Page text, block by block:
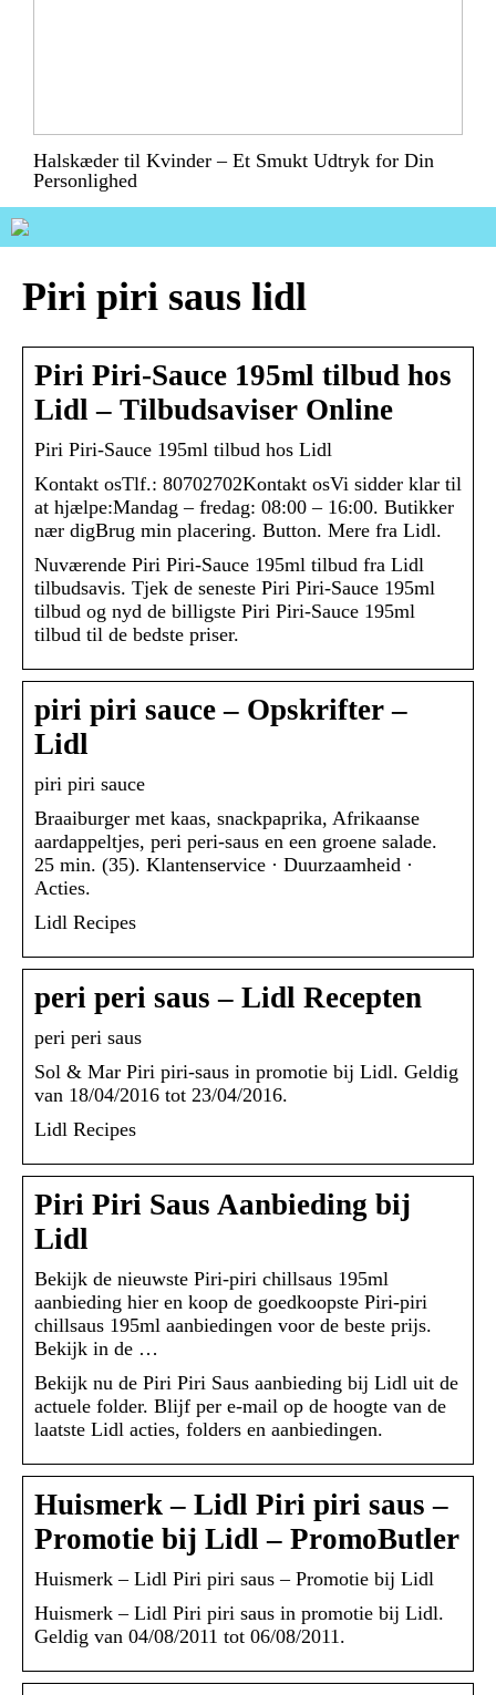
Halskæder til Kvinder – Et Smukt Udtryk for Din
Personlighed
Piri piri saus lidl
Piri Piri-Sauce 195ml tilbud hos
Lidl – Tilbudsaviser Online
Piri Piri-Sauce 195ml tilbud hos Lidl
Kontakt osTlf.: 80702702Kontakt osVi sidder klar til
at hjælpe:Mandag – fredag: 08:00 – 16:00. Butikker
nær digBrug min placering. Button. Mere fra Lidl.
Nuværende Piri Piri-Sauce 195ml tilbud fra Lidl
tilbudsavis. Tjek de seneste Piri Piri-Sauce 195ml
tilbud og nyd de billigste Piri Piri-Sauce 195ml
tilbud til de bedste priser.
piri piri sauce – Opskrifter –
Lidl
piri piri sauce
Braaiburger met kaas, snackpaprika, Afrikaanse
aardappeltjes, peri peri-saus en een groene salade.
25 min. (35). Klantenservice · Duurzaamheid ·
Acties.
Lidl Recipes
peri peri saus – Lidl Recepten
peri peri saus
Sol & Mar Piri piri-saus in promotie bij Lidl. Geldig
van 18/04/2016 tot 23/04/2016.
Lidl Recipes
Piri Piri Saus Aanbieding bij
Lidl
Bekijk de nieuwste Piri-piri chillsaus 195ml
aanbieding hier en koop de goedkoopste Piri-piri
chillsaus 195ml aanbiedingen voor de beste prijs.
Bekijk in de …
Bekijk nu de Piri Piri Saus aanbieding bij Lidl uit de
actuele folder. Blijf per e-mail op de hoogte van de
laatste Lidl acties, folders en aanbiedingen.
Huismerk – Lidl Piri piri saus –
Promotie bij Lidl – PromoButler
Huismerk – Lidl Piri piri saus – Promotie bij Lidl
Huismerk – Lidl Piri piri saus in promotie bij Lidl.
Geldig van 04/08/2011 tot 06/08/2011.